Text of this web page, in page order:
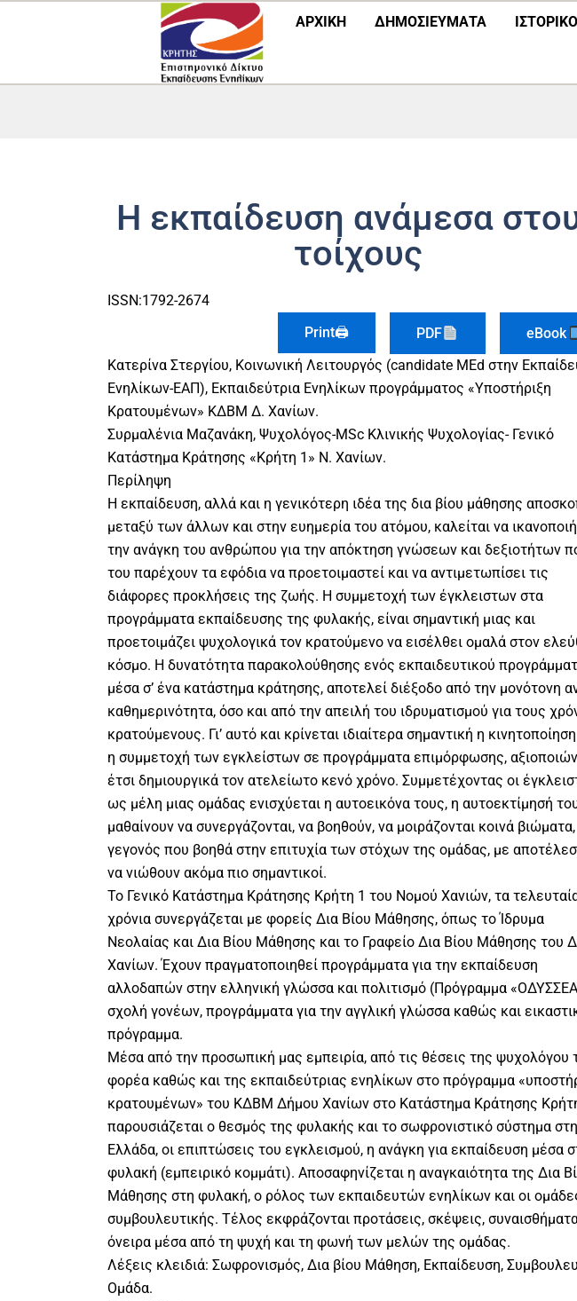
ΑΡΧΙΚΗ ΔΗΜΟΣΙΕΎΜΑΤΑ ΙΣΤΟΡΙΚΟ
Η εκπαίδευση ανάμεσα
τοίχους
ISSN:1792-2674
Print🖨
PDF
eBook
Κατερίνα Στεργίου, Κοινωνική Λειτουργός (candidate MEd στην
Ενηλίκων-ΕΑΠ), Εκπαιδεύτρια Ενηλίκων προγράμματος «Υποστήριξη
Κρατουμένων» ΚΔΒΜ Δ. Χανίων.
Συρμαλένια Μαζανάκη, Ψυχολόγος-MSc Κλινικής Ψυχολογίας- Γενικό
Κατάστημα Κράτησης «Κρήτη 1» Ν. Χανίων.
Περίληψη
Η εκπαίδευση, αλλά και η γενικότερη ιδέα της δια βίου μάθησης
μεταξύ των άλλων και στην ευημερία του ατόμου, καλείται να
την ανάγκη του ανθρώπου για την απόκτηση γνώσεων και δεξιοτήτων
του παρέχουν τα εφόδια να προετοιμαστεί και να αντιμετωπίσει τις
διάφορες προκλήσεις της ζωής. Η συμμετοχή των έγκλειστων στα
προγράμματα εκπαίδευσης της φυλακής, είναι σημαντική μιας και
προετοιμάζει ψυχολογικά τον κρατούμενο να εισέλθει ομαλά στον
κόσμο. Η δυνατότητα παρακολούθησης ενός εκπαιδευτικού
μέσα σ’ ένα κατάστημα κράτησης, αποτελεί διέξοδο από την μονότονη
καθημερινότητα, όσο και από την απειλή του ιδρυματισμού για τους
κρατούμενους. Γι’ αυτό και κρίνεται ιδιαίτερα σημαντική η
η συμμετοχή των εγκλείστων σε προγράμματα επιμόρφωσης,
έτσι δημιουργικά τον ατελείωτο κενό χρόνο. Συμμετέχοντας οι
ως μέλη μιας ομάδας ενισχύεται η αυτοεικόνα τους, η αυτοεκτίμησή
μαθαίνουν να συνεργάζονται, να βοηθούν, να μοιράζονται κοινά βιώματα,
γεγονός που βοηθά στην επιτυχία των στόχων της ομάδας, με
να νιώθουν ακόμα πιο σημαντικοί.
Το Γενικό Kατάστημα Kράτησης Κρήτη 1 του Νομού Χανιών, τα
χρόνια συνεργάζεται με φορείς Δια Βίου Μάθησης, όπως το Ίδρυμα
Νεολαίας και Δια Βίου Μάθησης και το Γραφείο Δια Βίου Μάθησης του
Χανίων. Έχουν πραγματοποιηθεί προγράμματα για την εκπαίδευση
αλλοδαπών στην ελληνική γλώσσα και πολιτισμό (Πρόγραμμα
σχολή γονέων, προγράμματα για την αγγλική γλώσσα καθώς και
πρόγραμμα.
Μέσα από την προσωπική μας εμπειρία, από τις θέσεις της ψυχολόγου
φορέα καθώς και της εκπαιδεύτριας ενηλίκων στο πρόγραμμα
κρατουμένων» του ΚΔΒΜ Δήμου Χανίων στο Κατάστημα Κράτησης
παρουσιάζεται ο θεσμός της φυλακής και το σωφρονιστικό σύστημα
Ελλάδα, οι επιπτώσεις του εγκλεισμού, η ανάγκη για εκπαίδευση μέσα
φυλακή (εμπειρικό κομμάτι). Αποσαφηνίζεται η αναγκαιότητα της Δια
Μάθησης στη φυλακή, ο ρόλος των εκπαιδευτών ενηλίκων και οι
συμβουλευτικής. Τέλος εκφράζονται προτάσεις, σκέψεις,
όνειρα μέσα από τη ψυχή και τη φωνή των μελών της ομάδας.
Λέξεις κλειδιά: Σωφρονισμός, Δια βίου Μάθηση, Εκπαίδευση,
Ομάδα.